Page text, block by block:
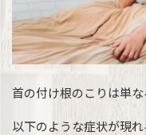
首の付け根のこりは単
以下のような症状が現れ